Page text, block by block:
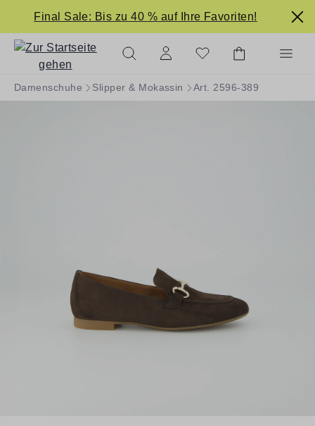
springen
Final Sale: Bis zu 40 % auf Ihre Favoriten!
Damenschuhe Slipper & Mokassin Art. 2596-389